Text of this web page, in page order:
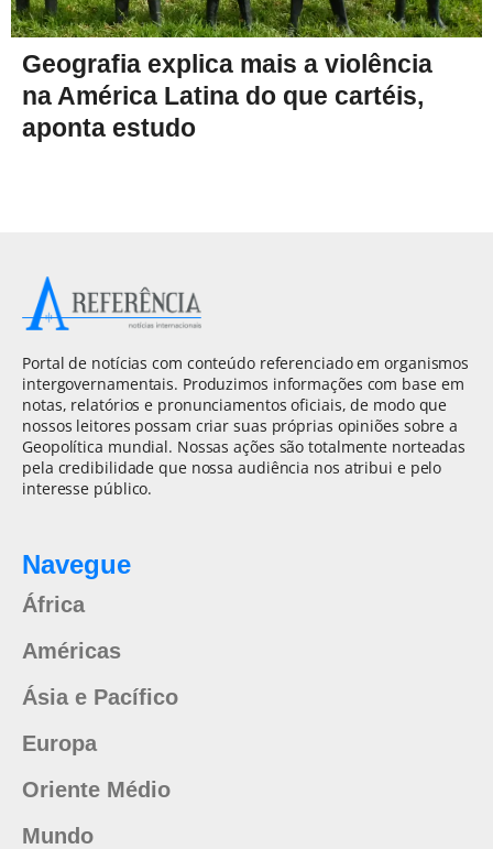
Geografia explica mais a violência
na América Latina do que cartéis,
aponta estudo
Portal de notícias com conteúdo referenciado em organismos
intergovernamentais. Produzimos informações com base em
notas, relatórios e pronunciamentos oficiais, de modo que
nossos leitores possam criar suas próprias opiniões sobre a
Geopolítica mundial. Nossas ações são totalmente norteadas
pela credibilidade que nossa audiência nos atribui e pelo
interesse público.
Navegue
África
Américas
Ásia e Pacífico
Europa
Oriente Médio
Mundo